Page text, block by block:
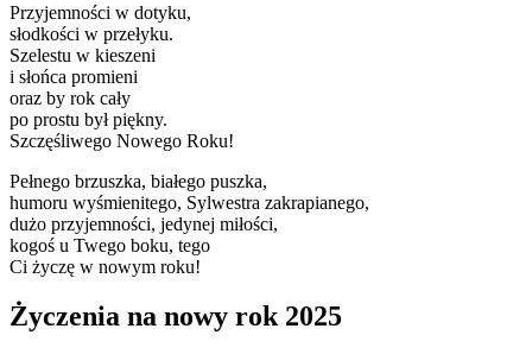
Przyjemności w dotyku,
słodkości w przełyku.
Szelestu w kieszeni
i słońca promieni
oraz by rok cały
po prostu był piękny.
Szczęśliwego Nowego Roku!
Pełnego brzuszka, białego puszka,
humoru wyśmienitego, Sylwestra zakrapianego,
dużo przyjemności, jedynej miłości,
kogoś u Twego boku, tego
Ci życzę w nowym roku!
Życzenia na nowy rok 2025